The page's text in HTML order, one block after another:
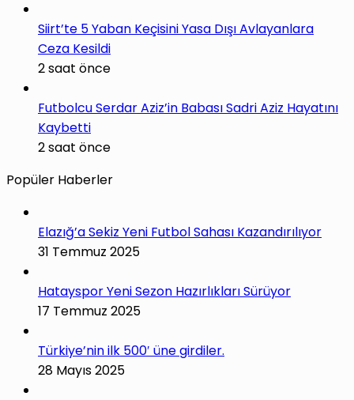
Siirt’te 5 Yaban Keçisini Yasa Dışı Avlayanlara
Ceza Kesildi
2 saat önce
Futbolcu Serdar Aziz’in Babası Sadri Aziz Hayatını
Kaybetti
2 saat önce
Popüler Haberler
Elazığ’a Sekiz Yeni Futbol Sahası Kazandırılıyor
31 Temmuz 2025
Hatayspor Yeni Sezon Hazırlıkları Sürüyor
17 Temmuz 2025
Türkiye’nin ilk 500′ üne girdiler.
28 Mayıs 2025